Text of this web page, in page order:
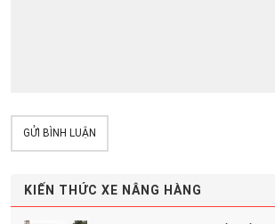
GỬI BÌNH LUẬN
KIẾN THỨC XE NÂNG HÀNG